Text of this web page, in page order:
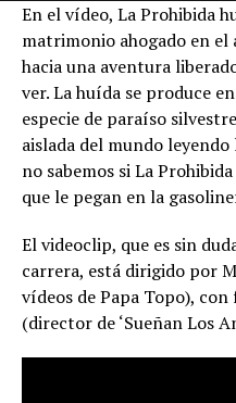
En el vídeo, La Prohibida
matrimonio ahogado en
hacia una aventura
ver. La huída se produce
especie de paraíso
aislada del mundo
no sabemos si La
que le pegan en la
El videoclip, que es sin
carrera, está dirigido por
vídeos de Papa Topo),
(director de ‘Sueñan Los